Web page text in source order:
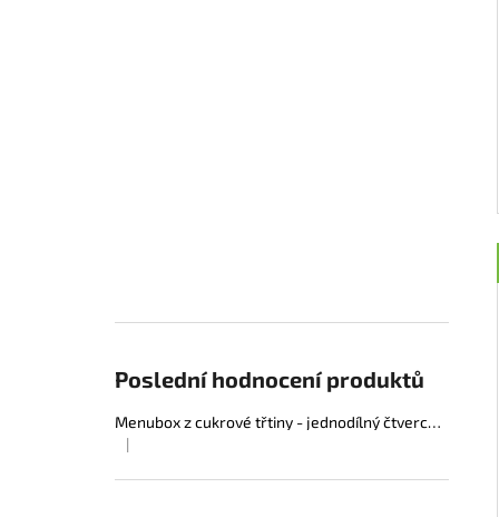
Poslední hodnocení produktů
Menubox z cukrové třtiny - jednodílný čtvercový
Hodnocení produktu je 5 z 5 hvězdiček.
|